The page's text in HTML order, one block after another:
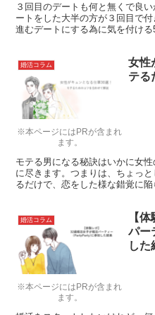
３回目のデートも何と無くで良
ートをした大半の方が３回目で
進むデートにする為に気を付ける
※本ページにはPRが含まれ
ます。
婚活コラム
女性
テる
モテる男になる秘訣はいかに女
に尽きます。つまりは、ちょっ
るだけで、恋をした様な錯覚に
※本ページにはPRが含まれ
ます。
婚活コラム
【
パー
した